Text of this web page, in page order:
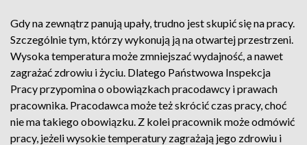
Gdy na zewnątrz panują upały, trudno jest skupić się na pracy.
Szczególnie tym, którzy wykonują ją na otwartej przestrzeni.
Wysoka temperatura może zmniejszać wydajność, a nawet
zagrażać zdrowiu i życiu. Dlatego Państwowa Inspekcja
Pracy przypomina o obowiązkach pracodawcy i prawach
pracownika. Pracodawca może też skrócić czas pracy, choć
nie ma takiego obowiązku. Z kolei pracownik może odmówić
pracy, jeżeli wysokie temperatury zagrażają jego zdrowiu i